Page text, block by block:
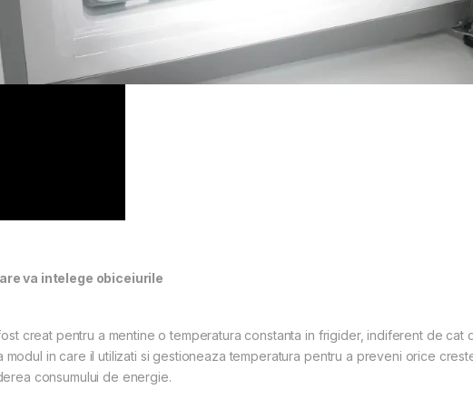
va intelege obiceiurile
creat pentru a mentine o temperatura constanta in frigider, indiferent de
modul in care il utilizati si gestioneaza temperatura pentru a preveni orice
consumului de energie.